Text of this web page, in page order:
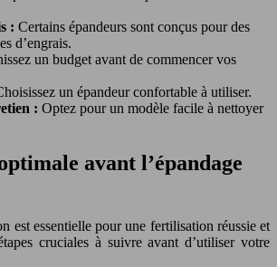
: Certains épandeurs sont conçus pour des
d’engrais.
un budget avant de commencer vos
un épandeur confortable à utiliser.
: Optez pour un modèle facile à nettoyer
avant l’épandage
est essentielle pour une fertilisation réussie et
cruciales à suivre avant d’utiliser votre